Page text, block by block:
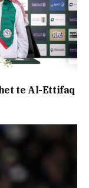
te Al-Ettifaq